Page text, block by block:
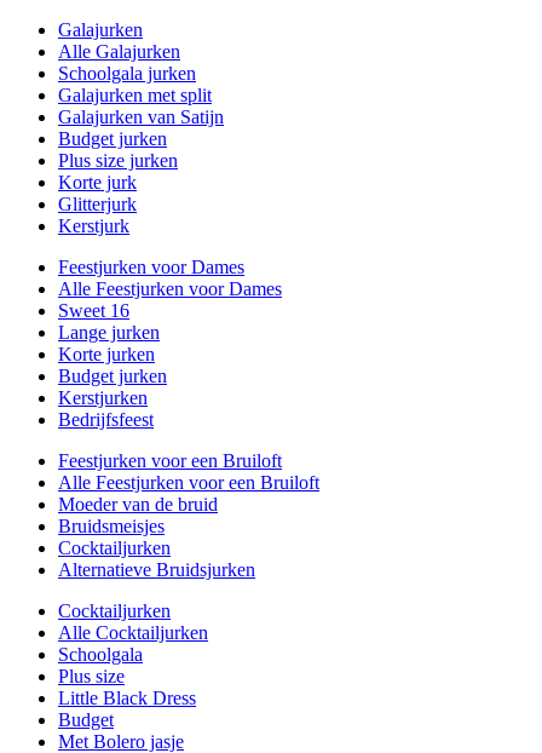
Galajurken
Alle Galajurken
Schoolgala jurken
Galajurken met split
Galajurken van Satijn
Budget jurken
Plus size jurken
Korte jurk
Glitterjurk
Kerstjurk
Feestjurken voor Dames
Alle Feestjurken voor Dames
Sweet 16
Lange jurken
Korte jurken
Budget jurken
Kerstjurken
Bedrijfsfeest
Feestjurken voor een Bruiloft
Alle Feestjurken voor een Bruiloft
Moeder van de bruid
Bruidsmeisjes
Cocktailjurken
Alternatieve Bruidsjurken
Cocktailjurken
Alle Cocktailjurken
Schoolgala
Plus size
Little Black Dress
Budget
Met Bolero jasje